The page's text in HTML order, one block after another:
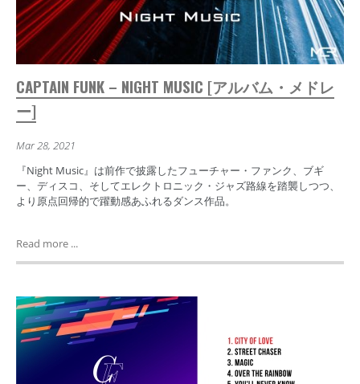
CAPTAIN FUNK – NIGHT MUSIC [アルバム・メドレ
ー]
Mar 28, 2021
『Night Music』は前作で披露したフューチャー・ファンク、ブギ
ー、ディスコ、そしてエレクトロニック・ジャズ路線を踏襲しつつ、
より原点回帰的で躍動感あふれるダンス作品。
Read more ...